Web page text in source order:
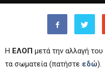
Η ΕΛΟΠ μετά την αλλαγή του
τα σωματεία (πατήστε εδώ).